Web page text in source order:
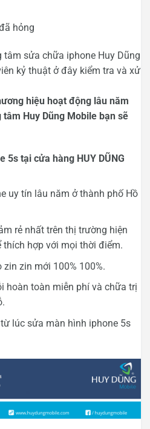
hỏng
tâm sửa chữa iphone Huy Dũng
kỷ thuật ở đây kiểm tra và xử
hiệu hoạt động lâu năm
Huy Dũng Mobile bạn sẽ
5s tại cửa hàng HUY DŨNG
uy tín lâu năm ở thành phố Hồ
rẻ nhất trên thị trường hiện
hợp với mọi thời điểm.
zin mới 100% 100%.
hoàn toàn miễn phí và chữa trị
lúc sửa màn hình iphone 5s